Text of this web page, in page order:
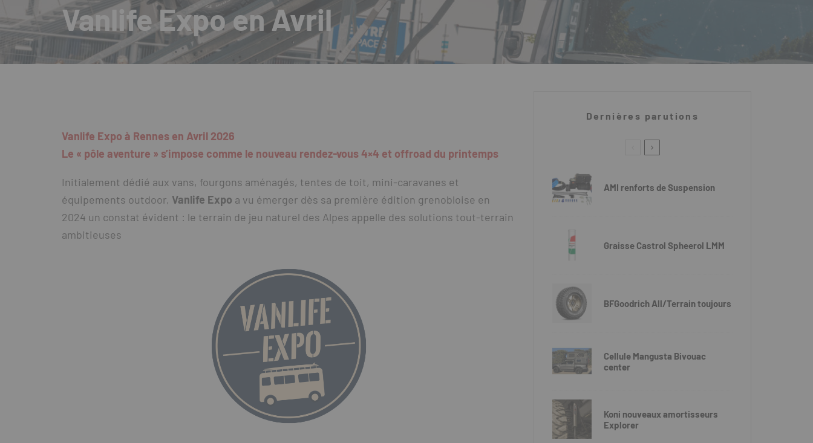
Vanlife Expo en Avril
Vanlife Expo à Rennes en Avril 2026
Le « pôle aventure » s’impose comme le nouveau rendez-vous 4×4 et offroad du printemps
Initialement dédié aux vans, fourgons aménagés, tentes de toit, mini-caravanes et
équipements outdoor, Vanlife Expo a vu émerger dès sa première édition grenobloise en
2024 un constat évident : le terrain de jeu naturel des Alpes appelle des solutions tout-terrain
ambitieuses
Dernières parutions
AMI renforts de Suspension
Graisse Castrol Spheerol LMM
BFGoodrich All/Terrain toujours
Cellule Mangusta Bivouac
center
Koni nouveaux amortisseurs
Explorer